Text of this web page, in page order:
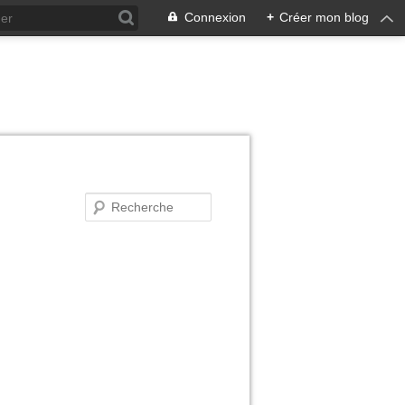
Connexion + Créer mon blog